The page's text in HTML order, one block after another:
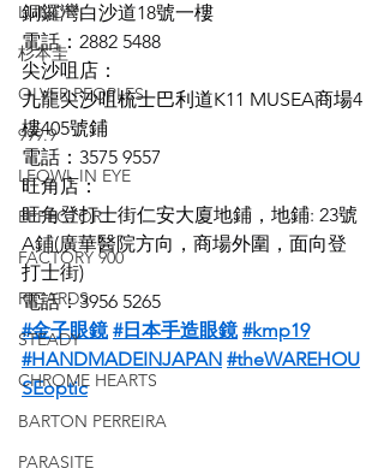
LUNOR
杉本圭
OLVER PEOPLES
999.9
LEOWL IN EYE
EFFECTOR
FACTORY 900
RIGARDS
STEADY
CHROME HEARTS
BARTON PERREIRA
PARASITE
銅鑼灣白沙道18號一樓
電話：2882 5488
尖沙咀店：
九龍尖沙咀梳士巴利道K11 MUSEA商場4
樓405號鋪
電話：3575 9557
旺角店：
旺角登打士街仁安大廈地鋪，地鋪: 23號
A鋪(廣華醫院方向，商場外圍，面向登
打士街)
電話：3956 5265
#金子眼鏡 #日本手造眼鏡 #kmp19
#HANDMADEINJAPAN #theWAREHOU
SEoptic